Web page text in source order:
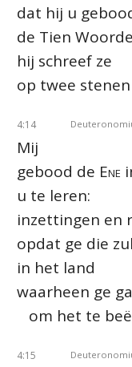
dat hij u
de Tien
hij schreef ze
op twee
4:14
Mij
gebood de Ene
u te leren:
inzettingen en
opdat ge die
in het land
waarheen ge
om het te
4:15